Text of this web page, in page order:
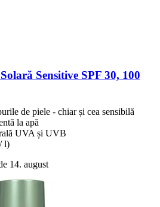
Sensitive SPF 30, 100
de piele - chiar și cea sensibilă
la apă
UVA și UVB
l)
14. august